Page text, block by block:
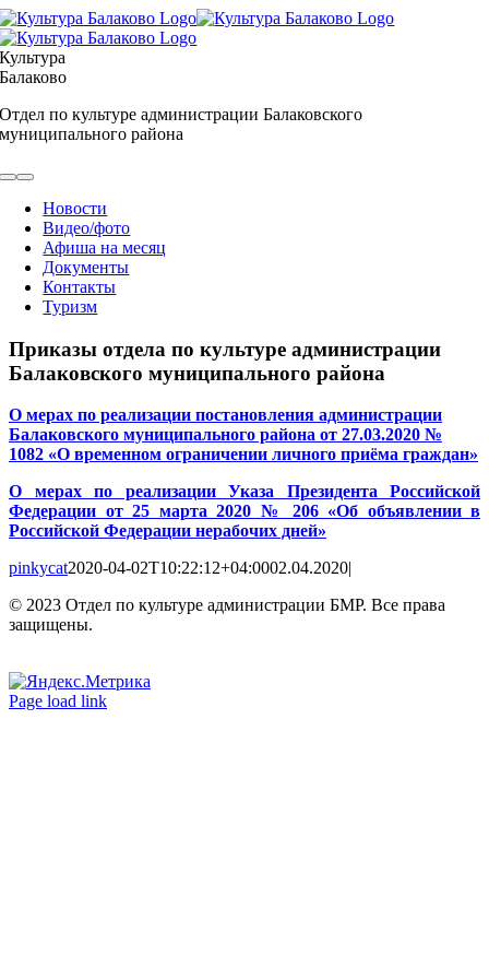
Skip
to
content
Культура
Балаково
Отдел по культуре администрации Балаковского
муниципального района
Toggle
NavigationНовости
Видео/фото
Афиша на месяц
Документы
Контакты
Туризм
Приказы отдела по культуре администрации
Балаковского муниципального района
О мерах по реализации постановления администрации
Балаковского муниципального района от 27.03.2020 №
1082 «О временном ограничении личного приёма граждан»
О мерах по реализации Указа Президента Российской
Федерации от 25 марта 2020 № 206 «Об объявлении в
Российской Федерации нерабочих дней»
pinkycat2020-04-02T10:22:12+04:0002.04.2020|
© 2023 Отдел по культуре администрации БМР. Все права
защищены.
Вконтакте
Одноклассники
Page load link